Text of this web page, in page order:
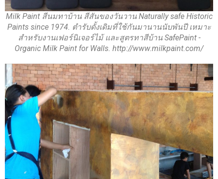
Milk Paint สีนมทาบ้าน สีสันของวันวาน Naturally safe Historic
Paints since 1974. ตำรับดั้งเดิมที่ใช้กันมานานนับพันปี เหมาะ
สำหรับงานเฟอร์นิเจอร์ไม้ และสูตรทาสีบ้าน SafePaint -
Organic Milk Paint for Walls. http://www.milkpaint.com/